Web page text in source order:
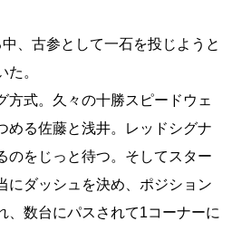
、古参として一石を投じようと
。
方式。久々の十勝スピードウェ
める佐藤と浅井。レッドシグナ
のをじっと待つ。そしてスター
にダッシュを決め、ポジション
、数台にパスされて1コーナーに